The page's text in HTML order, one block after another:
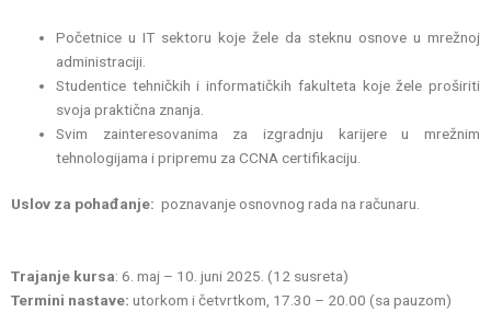
Početnice u IT sektoru koje žele da steknu osnove u mrežnoj
administraciji.
Studentice tehničkih i informatičkih fakulteta koje žele proširiti
svoja praktična znanja.
Svim zainteresovanima za izgradnju karijere u mrežnim
tehnologijama i pripremu za CCNA certifikaciju.
Uslov za pohađanje: poznavanje osnovnog rada na računaru.
Trajanje kursa: 6. maj – 10. juni 2025. (12 susreta)
Termini nastave: utorkom i četvrtkom, 17.30 – 20.00 (sa pauzom)